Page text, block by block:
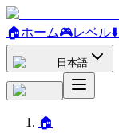
🏠ホーム🎮レベル⬇️
日本語
🏠